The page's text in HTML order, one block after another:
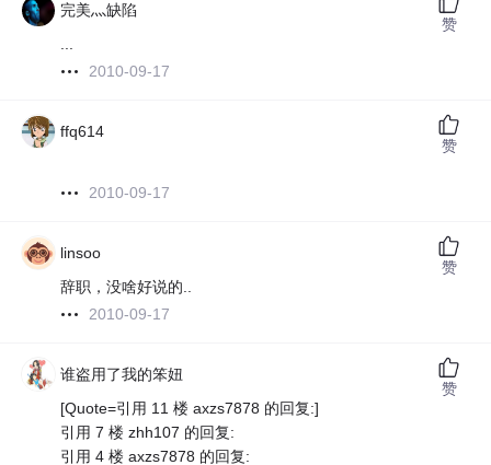
完美灬缺陷
...
2010-09-17
赞
ffq614
2010-09-17
赞
linsoo
辞职，没啥好说的..
2010-09-17
赞
谁盗用了我的笨妞
[Quote=引用 11 楼 axzs7878 的回复:]
引用 7 楼 zhh107 的回复:
引用 4 楼 axzs7878 的回复:
赞